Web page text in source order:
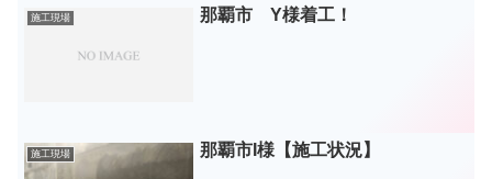
施工現場 那覇市 Y様着工！
施工現場 那覇市I様【施工状況】